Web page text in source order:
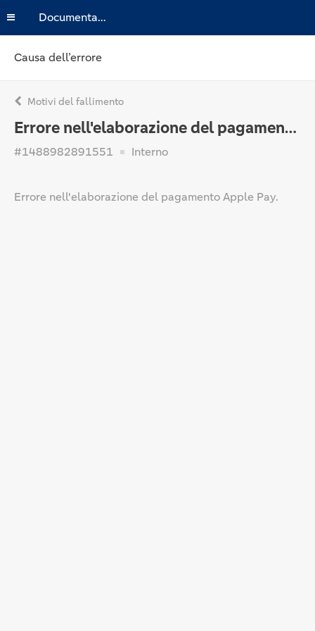
Documentazione
Causa dell’errore
Motivi del fallimento
Errore nell'elaborazione del pagamento Apple Pay.
#1488982891551 Interno
Errore nell'elaborazione del pagamento Apple Pay.